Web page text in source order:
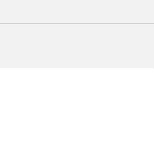
Uanset hvad du står og